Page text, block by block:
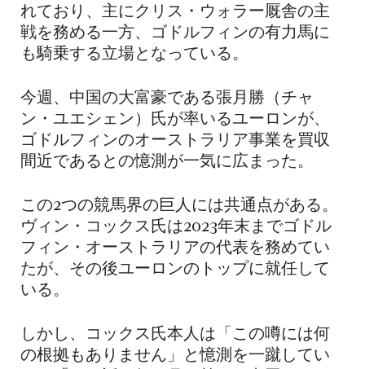
れており、主にクリス・ウォラー厩舎の主
戦を務める一方、ゴドルフィンの有力馬に
も騎乗する立場となっている。
今週、中国の大富豪である張月勝（チャ
ン・ユエシェン）氏が率いるユーロンが、
ゴドルフィンのオーストラリア事業を買収
間近であるとの憶測が一気に広まった。
この2つの競馬界の巨人には共通点がある。
ヴィン・コックス氏は2023年末までゴドル
フィン・オーストラリアの代表を務めてい
たが、その後ユーロンのトップに就任して
いる。
しかし、コックス氏本人は「この噂には何
の根拠もありません」と憶測を一蹴してい